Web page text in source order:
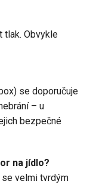
tlak. Obvykle
se doporučuje
– u
bezpečné
na jídlo?
se velmi tvrdým